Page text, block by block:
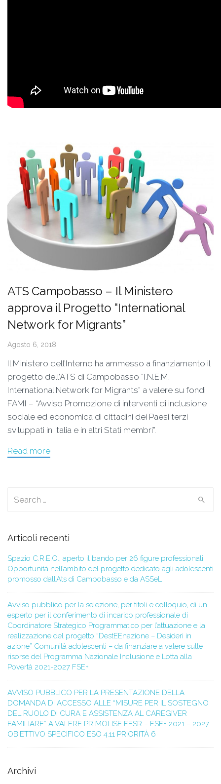
ATS Campobasso – Il Ministero
approva il Progetto “International
Network for Migrants”
Agosto 6, 2018
Il Ministero dell’Interno ha ammesso a finanziamento il
progetto dell’ATS di Campobasso “I.N.E.M.
International Network for Migrants” a valere su fondi
FAMI – “Avviso Promozione di interventi di inclusione
sociale ed economica di cittadini dei Paesi terzi
sviluppati in Italia e in altri Stati membri”.
Read more
Articoli recenti
Spazio C.R.E.O., aperto il bando per 26 figure professionali.
Opportunità nell’ambito del progetto dedicato agli adolescenti
promosso dall’Ats di Campobasso e da ASSeL
Avviso pubblico per la selezione, per titoli e colloquio, di un
esperto per il conferimento di incarico professionale di
Coordinatore Strategico Programmatico per l’attuazione e la
realizzazione del progetto “DestEEnazione – Desideri in
azione” Comunità adolescenti – da finanziare a valere sulle
risorse del Programma Nazionale Inclusione e Lotta alla
Povertà 2021-2027 FSE+
AVVISO PUBBLICO PER LA PRESENTAZIONE DELLA
DOMANDA DI ACCESSO ALLE “MISURE PER IL SOSTEGNO
DEL RUOLO DI CURA E ASSISTENZA AL CAREGIVER
FAMILIARE” A VALERE PR MOLISE FESR – FSE+ 2021 – 2027
OBIETTIVO SPECIFICO ESO 4.11 PRIORITÀ 6
Archivi